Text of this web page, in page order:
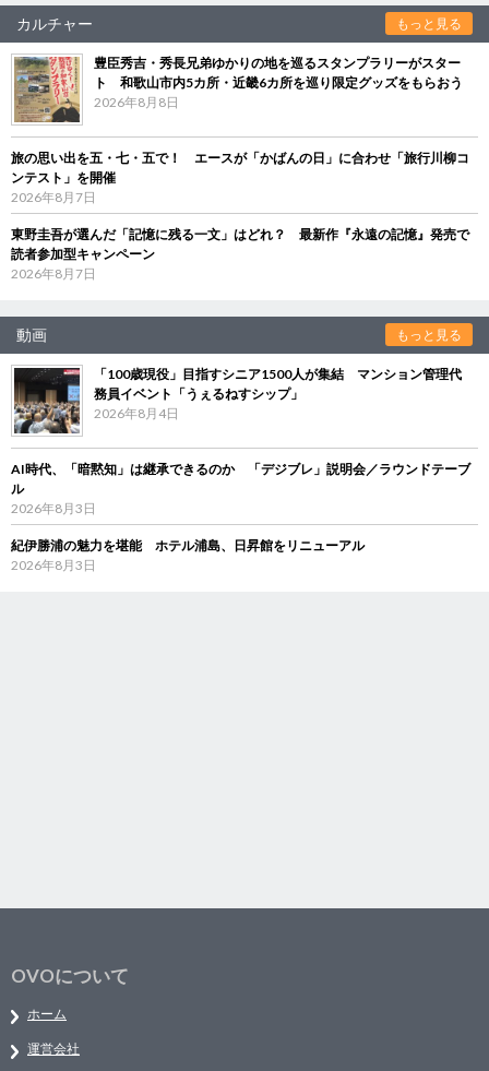
カルチャー もっと見る
豊臣秀吉・秀長兄弟ゆかりの地を巡るスタンプラリーがスター
ト 和歌山市内5カ所・近畿6カ所を巡り限定グッズをもらおう
2026年8月8日
旅の思い出を五・七・五で！ エースが「かばんの日」に合わせ「旅行川柳コ
ンテスト」を開催
2026年8月7日
東野圭吾が選んだ「記憶に残る一文」はどれ？ 最新作『永遠の記憶』発売で
読者参加型キャンペーン
2026年8月7日
動画 もっと見る
「100歳現役」目指すシニア1500人が集結 マンション管理代
務員イベント「うぇるねすシップ」
2026年8月4日
AI時代、「暗黙知」は継承できるのか 「デジブレ」説明会／ラウンドテーブ
ル
2026年8月3日
紀伊勝浦の魅力を堪能 ホテル浦島、日昇館をリニューアル
2026年8月3日
OVOについて
ホーム
運営会社